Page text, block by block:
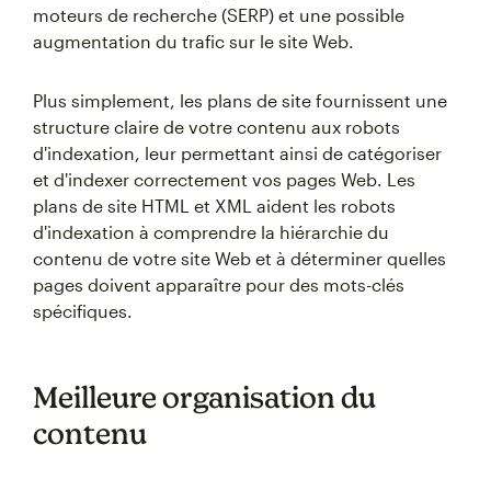
moteurs de recherche (SERP) et une possible
augmentation du trafic sur le site Web.
Plus simplement, les plans de site fournissent une
structure claire de votre contenu aux robots
d'indexation, leur permettant ainsi de catégoriser
et d'indexer correctement vos pages Web. Les
plans de site HTML et XML aident les robots
d'indexation à comprendre la hiérarchie du
contenu de votre site Web et à déterminer quelles
pages doivent apparaître pour des mots-clés
spécifiques.
Meilleure organisation du
contenu